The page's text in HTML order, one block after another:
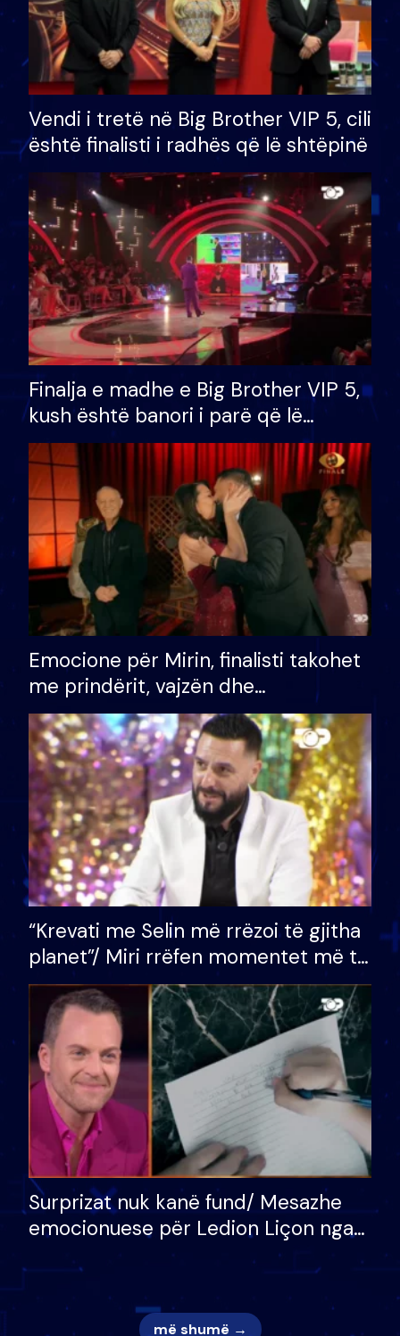
Vendi i tretë në Big Brother VIP 5, cili
është finalisti i radhës që lë shtëpinë
Finalja e madhe e Big Brother VIP 5,
kush është banori i parë që lë
shtëpinë dhe humb mundësinë për
të fituar çmimin e madh
Emocione për Mirin, finalisti takohet
me prindërit, vajzën dhe
bashkëshorten: S’kemi ndonjë letër
divorci apo jo?
“Krevati me Selin më rrëzoi të gjitha
planet”/ Miri rrëfen momentet më të
bukura në shtëpinë e BB VIP: Do më
mungojë zilja e mëngjesit kur…
Surprizat nuk kanë fund/ Mesazhe
emocionuese për Ledion Liçon nga
nëna dhe fëmijët e tij, moderatori
nuk i mban dot lotët: Nuk meritoj…
më shumë →